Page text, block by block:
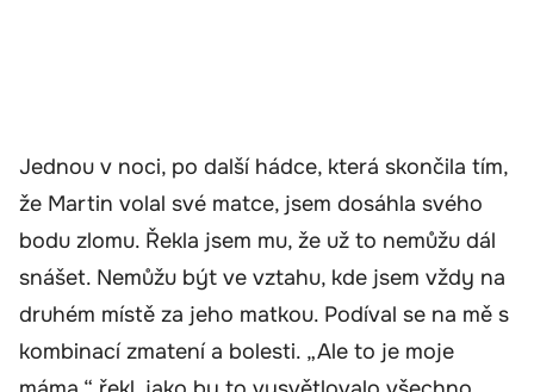
Jednou v noci, po další hádce, která skončila tím,
že Martin volal své matce, jsem dosáhla svého
bodu zlomu. Řekla jsem mu, že už to nemůžu dál
snášet. Nemůžu být ve vztahu, kde jsem vždy na
druhém místě za jeho matkou. Podíval se na mě s
kombinací zmatení a bolesti. „Ale to je moje